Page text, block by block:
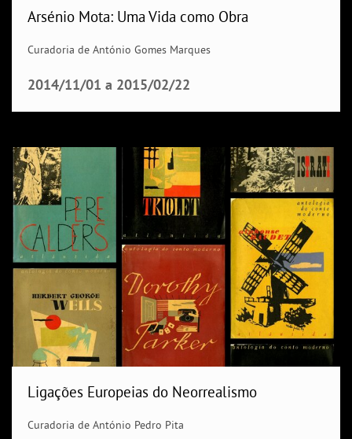
Arsénio Mota: Uma Vida como Obra
Curadoria de António Gomes Marques
2014/11/01 a 2015/02/22
Ligações Europeias do Neorrealismo
Curadoria de António Pedro Pita